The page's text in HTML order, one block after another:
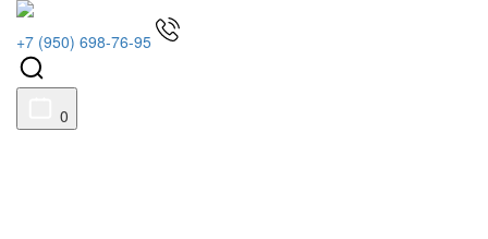
+7 (950) 698-76-95
0